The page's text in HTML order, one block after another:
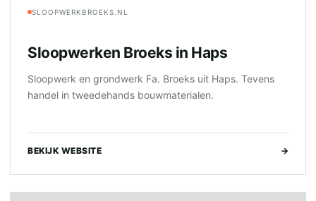
SLOOPWERKBROEKS.NL
Sloopwerken Broeks in Haps
Sloopwerk en grondwerk Fa. Broeks uit Haps. Tevens
handel in tweedehands bouwmaterialen.
BEKIJK WEBSITE →